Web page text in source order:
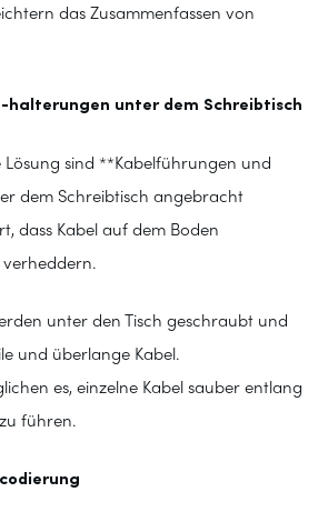
das Zusammenfassen von
halterungen unter dem Schreibtisch
Lösung sind **Kabelführungen und
dem Schreibtisch angebracht
dass Kabel auf dem Boden
verheddern.
unter den Tisch geschraubt und
und überlange Kabel.
es, einzelne Kabel sauber entlang
führen.